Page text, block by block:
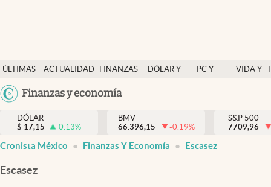
ÚLTIMAS
NOTICIAS
ACTUALIDAD
FINANZAS
DÓLAR Y
PC Y
VIDA Y
México
Finanzas y economía
Actualidad
Finanzas y economía
Dólar y mercados
DÓLAR
$ 17,15 0.13%
BMV
66.396,15
-0.19%
S&P 500
7709,96
Cronista México Finanzas Y Economía Escasez
Escasez